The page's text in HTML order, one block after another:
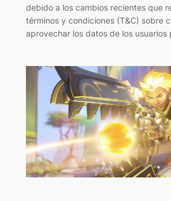
debido a los cambios recientes que
términos y condiciones (T&C) sobre
aprovechar los datos de los